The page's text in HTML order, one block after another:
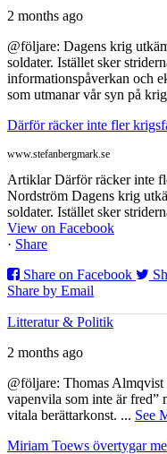
2 months ago
@följare: Dagens krig
soldater. Istället sker
informationspåverkan och
som utmanar vår syn på
Därför räcker inte fler
www.stefanbergmark.se
Artiklar Därför räcker inte
Nordström Dagens krig
soldater. Istället sker
View on Facebook
· Share
Share on Facebook
Share by Email
Litteratur & Politik
2 months ago
@följare: Thomas
vapenvila som inte är fred”
vitala berättarkonst. ... See
Miriam Toews övertygar